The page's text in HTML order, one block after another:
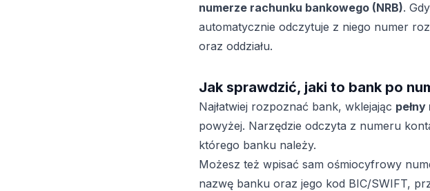
numerze rachunku bankowego (NRB).
automatycznie odczytuje z niego numer
oraz oddziału.
Jak sprawdzić, jaki to bank po
Najłatwiej rozpoznać bank, wklejając
powyżej. Narzędzie odczyta z numeru
którego banku należy.
Możesz też wpisać sam ośmiocyfrowy
nazwę banku oraz jego kod BIC/SWIFT,